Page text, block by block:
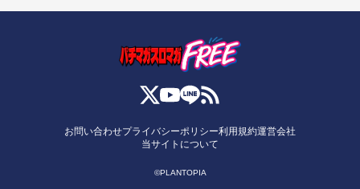
お問い合わせプライバシーポリシー利用規約運営会社
当サイトについて
©PLANTOPIA